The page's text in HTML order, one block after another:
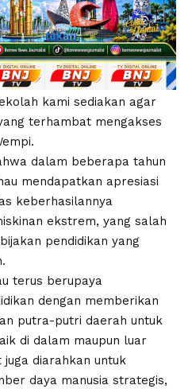
kami sediakan agar
terhambat mengakses
dalam beberapa tahun
mendapatkan apresiasi
keberhasilannya
ekstrem, yang salah
pendidikan yang
terus berupaya
dengan memberikan
putra-putri daerah untuk
di dalam maupun luar
diarahkan untuk
daya manusia strategis,